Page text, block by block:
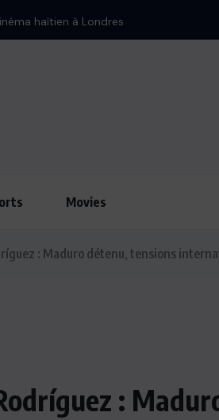
: Bombardement d’Israël
Movies
: Maduro détenu, tensions
: